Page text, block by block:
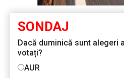
SONDAJ
Dacă duminică sunt alegeri
votați?
AUR